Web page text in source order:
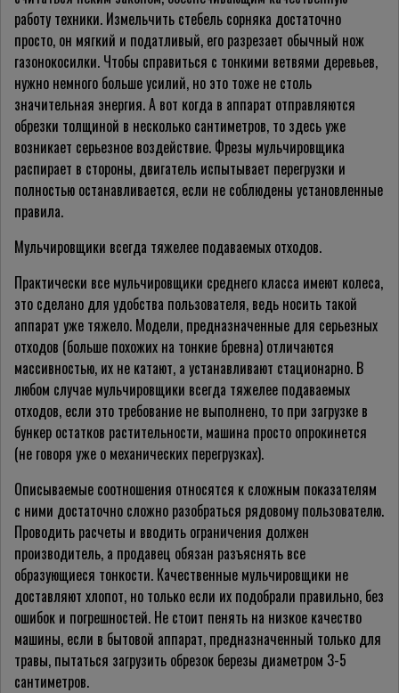
работу техники. Измельчить стебель сорняка достаточно
просто, он мягкий и податливый, его разрезает обычный нож
газонокосилки. Чтобы справиться с тонкими ветвями деревьев,
нужно немного больше усилий, но это тоже не столь
значительная энергия. А вот когда в аппарат отправляются
обрезки толщиной в несколько сантиметров, то здесь уже
возникает серьезное воздействие. Фрезы мульчировщика
распирает в стороны, двигатель испытывает перегрузки и
полностью останавливается, если не соблюдены установленные
правила.
Мульчировщики всегда тяжелее подаваемых отходов.
Практически все мульчировщики среднего класса имеют колеса,
это сделано для удобства пользователя, ведь носить такой
аппарат уже тяжело. Модели, предназначенные для серьезных
отходов (больше похожих на тонкие бревна) отличаются
массивностью, их не катают, а устанавливают стационарно. В
любом случае мульчировщики всегда тяжелее подаваемых
отходов, если это требование не выполнено, то при загрузке в
бункер остатков растительности, машина просто опрокинется
(не говоря уже о механических перегрузках).
Описываемые соотношения относятся к сложным показателям
с ними достаточно сложно разобраться рядовому пользователю.
Проводить расчеты и вводить ограничения должен
производитель, а продавец обязан разъяснять все
образующиеся тонкости. Качественные мульчировщики не
доставляют хлопот, но только если их подобрали правильно, без
ошибок и погрешностей. Не стоит пенять на низкое качество
машины, если в бытовой аппарат, предназначенный только для
травы, пытаться загрузить обрезок березы диаметром 3-5
сантиметров.